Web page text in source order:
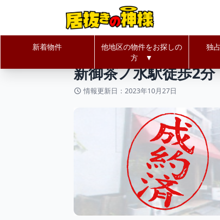
新着物件
他地区の物件をお探しの
方 ▼
独
居抜きの神様Home 東京都 千代
新御茶ノ水駅徒歩2
情報更新日：2023年10月27日